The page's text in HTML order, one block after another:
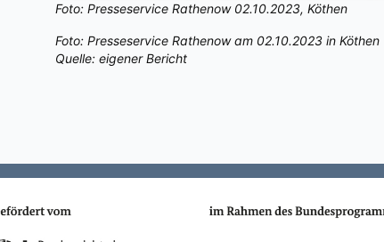
Foto: Presseservice Rathenow 02.10.2023, Köthen
Foto: Presseservice Rathenow am 02.10.2023 in Köthen
Quelle: eigener Bericht